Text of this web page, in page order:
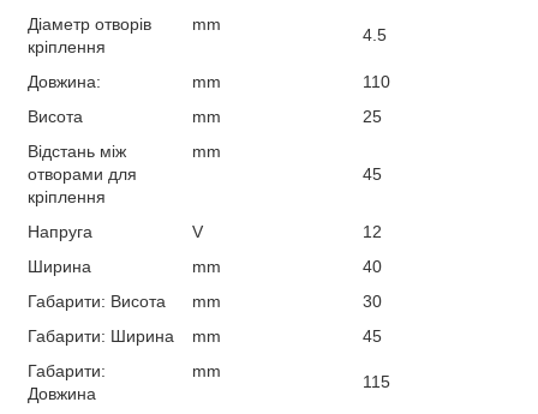
Діаметр отворів
кріплення
mm
4.5
Довжина: mm
110
Висота
mm
25
Відстань між
отворами для
кріплення
mm
45
Напруга V
12
Ширина
mm
40
Габарити: Висота
mm
30
Габарити: Ширина
mm
45
Габарити:
Довжина
mm
115